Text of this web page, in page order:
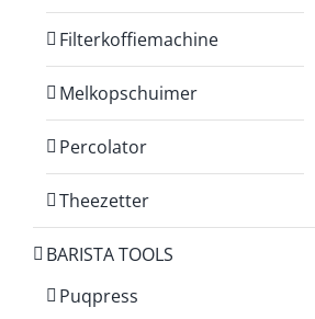
Filterkoffiemachine
Melkopschuimer
Percolator
Theezetter
BARISTA TOOLS
Puqpress